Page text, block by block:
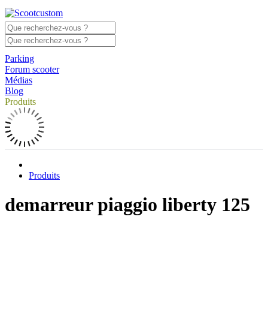
Parking
Forum scooter
Médias
Blog
Produits
Produits
demarreur piaggio liberty 125